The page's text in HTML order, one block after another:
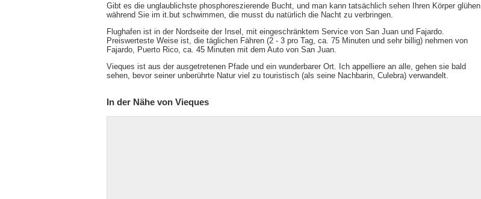
Gibt es die unglaublichste phosphoreszierende Bucht, und man kann tatsächlich sehen Ihren Körper glühen,
während Sie im it.but schwimmen, die musst du natürlich die Nacht zu verbringen.
Flughafen ist in der Nordseite der Insel, mit eingeschränktem Service von San Juan und Fajardo.
Preiswerteste Weise ist, die täglichen Fähren (2 - 3 pro Tag, ca. 75 Minuten und sehr billig) nehmen von
Fajardo, Puerto Rico, ca. 45 Minuten mit dem Auto von San Juan.
Vieques ist aus der ausgetretenen Pfade und ein wunderbarer Ort. Ich appelliere an alle, gehen sie bald
sehen, bevor seiner unberührte Natur viel zu touristisch (als seine Nachbarin, Culebra) verwandelt.
In der Nähe von Vieques